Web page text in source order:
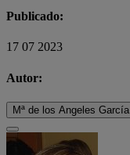
Publicado:
17 07 2023
Autor:
Mª de los Angeles García